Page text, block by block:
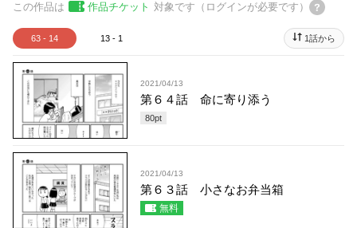
この作品は 作品チケット 対象です（ログインが必要です）
63 - 14 13 - 1 1話から
2021/04/13
第６４話 命に寄り添う
80pt
2021/04/13
第６３話 小さなお弁当箱
無料